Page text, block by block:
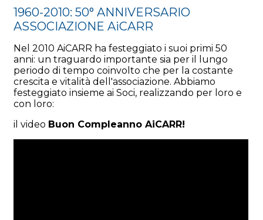
1960-2010: 50° ANNIVERSARIO
ASSOCIAZIONE AiCARR
Nel 2010 AiCARR ha festeggiato i suoi primi 50
anni: un traguardo importante sia per il lungo
periodo di tempo coinvolto che per la costante
crescita e vitalità dell'associazione. Abbiamo
festeggiato insieme ai Soci, realizzando per loro e
con loro:
il video Buon Compleanno AiCARR!